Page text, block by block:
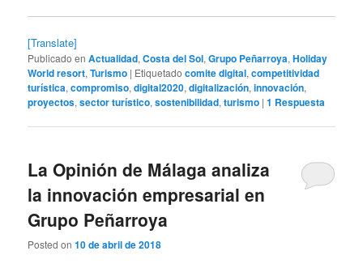
[Translate]
Publicado en Actualidad,Costa del Sol,Grupo Peñarroya,Holiday
World resort,Turismo | Etiquetado comite digital,competitividad
turística,compromiso,digital2020,digitalización,innovación,
proyectos,sector turístico,sostenibilidad,turismo |1 Respuesta
La Opinión de Málaga analiza
la innovación empresarial en
Grupo Peñarroya
Posted on10 de abril de 2018